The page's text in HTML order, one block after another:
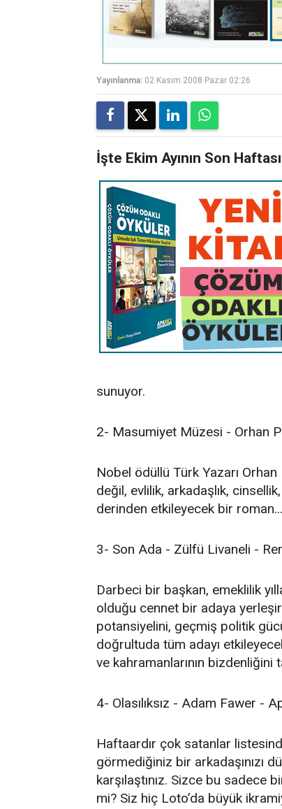
Yayınlanma: 02 Kasım 2008 Pazar 02:26
İşte Ekim Ayının Son
sunuyor.
2- Masumiyet Müzesi - Orhan
Nobel ödüllü Türk Yazarı Orhan
değil, evlilik, arkadaşlık,
derinden etkileyecek bir
3- Son Ada - Zülfü Livaneli -
Darbeci bir başkan, emeklilik
olduğu cennet bir adaya
potansiyelini, geçmiş politik
doğrultuda tüm adayı
ve kahramanlarının bizdenliğini
4- Olasılıksız - Adam Fawer -
Haftaardır çok satanlar
görmediğiniz bir arkadaşınızı
karşılaştınız. Sizce bu sadece
mi? Siz hiç Loto’da büyük